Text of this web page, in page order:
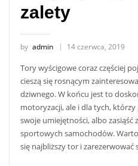
zalety
by admin 14 czerwca, 2019
Tory wyścigowe coraz częściej
cieszą się rosnącym
dziwnego. W końcu jest to
motoryzacji, ale i dla tych,
swoje umiejętności, albo zasiąść
sportowych samochodów.
się najbliższy tor i zarezerwować